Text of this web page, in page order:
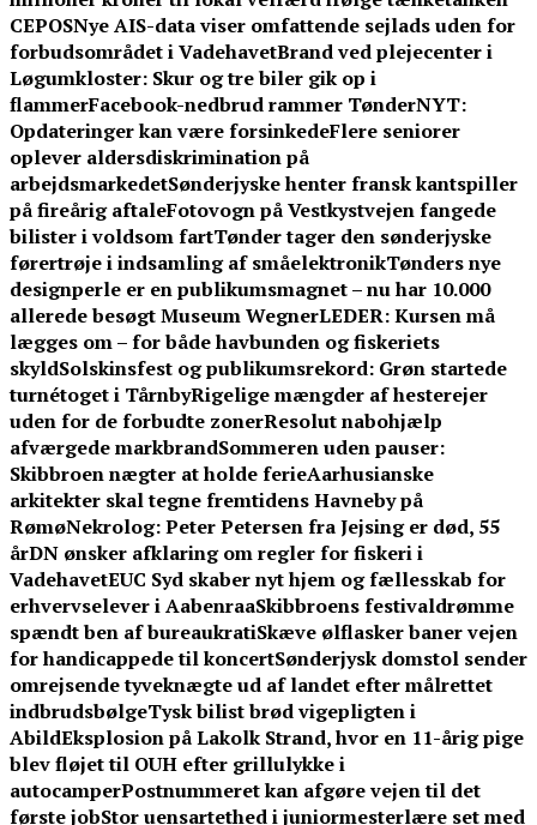
CEPOSNye AIS-data viser omfattende sejlads uden for
forbudsområdet i VadehavetBrand ved plejecenter i
Løgumkloster: Skur og tre biler gik op i
flammerFacebook-nedbrud rammer TønderNYT:
Opdateringer kan være forsinkedeFlere seniorer
oplever aldersdiskrimination på
arbejdsmarkedetSønderjyske henter fransk kantspiller
på fireårig aftaleFotovogn på Vestkystvejen fangede
bilister i voldsom fartTønder tager den sønderjyske
førertrøje i indsamling af småelektronikTønders nye
designperle er en publikumsmagnet – nu har 10.000
allerede besøgt Museum WegnerLEDER: Kursen må
lægges om – for både havbunden og fiskeriets
skyldSolskinsfest og publikumsrekord: Grøn startede
turnétoget i TårnbyRigelige mængder af hesterejer
uden for de forbudte zonerResolut nabohjælp
afværgede markbrandSommeren uden pauser:
Skibbroen nægter at holde ferieAarhusianske
arkitekter skal tegne fremtidens Havneby på
RømøNekrolog: Peter Petersen fra Jejsing er død, 55
årDN ønsker afklaring om regler for fiskeri i
VadehavetEUC Syd skaber nyt hjem og fællesskab for
erhvervselever i AabenraaSkibbroens festivaldrømme
spændt ben af bureaukratiSkæve ølflasker baner vejen
for handicappede til koncertSønderjysk domstol sender
omrejsende tyveknægte ud af landet efter målrettet
indbrudsbølgeTysk bilist brød vigepligten i
AbildEksplosion på Lakolk Strand, hvor en 11-årig pige
blev fløjet til OUH efter grillulykke i
autocamperPostnummeret kan afgøre vejen til det
første jobStor uensartethed i juniormesterlære set med